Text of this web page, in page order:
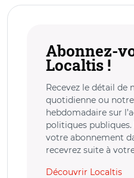
Abonnez-
Localtis !
Recevez le détail de
quotidienne ou
hebdomadaire sur
politiques
votre abonnement
recevrez suite à
Découvrir Localtis